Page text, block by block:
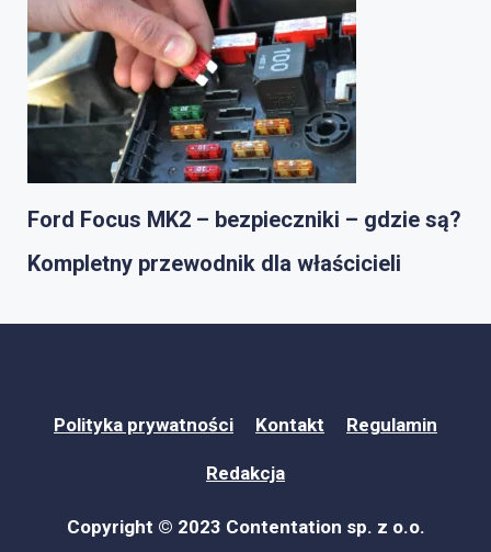
Ford Focus MK2 – bezpieczniki – gdzie są?
Kompletny przewodnik dla właścicieli
Polityka prywatności Kontakt Regulamin
Redakcja
Copyright © 2023 Contentation sp. z o.o.